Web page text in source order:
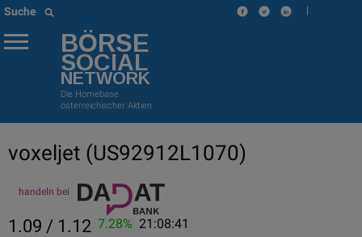
Suche |
BÖRSE
SOCIAL
NETWORK
Die Homebase
österreichischer Aktien
voxeljet (US92912L1070)
handeln bei
1.09 / 1.12 7.28% 21:08:41